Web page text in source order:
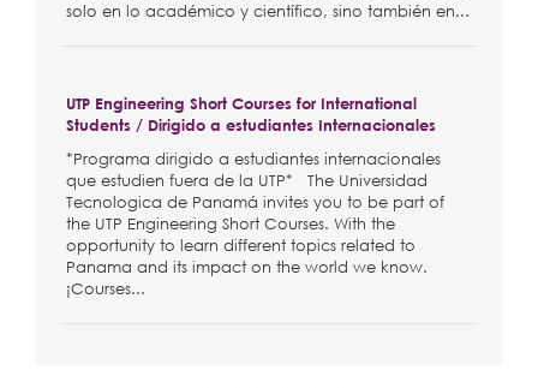
solo en lo académico y científico, sino también en...
UTP Engineering Short Courses for International
Students / Dirigido a estudiantes Internacionales
*Programa dirigido a estudiantes internacionales
que estudien fuera de la UTP* The Universidad
Tecnologica de Panamá invites you to be part of
the UTP Engineering Short Courses. With the
opportunity to learn different topics related to
Panama and its impact on the world we know.
¡Courses...